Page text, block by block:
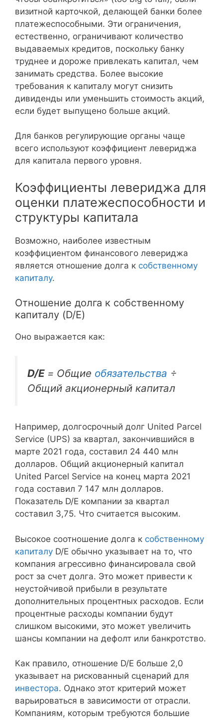
визитной карточкой, делающей банки более
платежеспособными. Эти ограничения,
естественно, ограничивают количество
выдаваемых кредитов, поскольку банку
труднее и дороже привлекать капитал, чем
занимать средства. Более высокие
требования к капиталу могут снизить
дивиденды или уменьшить стоимость акций,
если будет выпущено больше акций.
Для банков регулирующие органы чаще
всего используют коэффициент левериджа
для капитала первого уровня.
Коэффициенты левериджа для
оценки платежеспособности и
структуры капитала
Возможно, наиболее известным
коэффициентом финансового левериджа
является отношение долга к собственному
капиталу.
Отношение долга к собственному
капиталу (D/E)
Оно выражается как:
D/E= Общие обязательства ÷
Общий акционерный капитал
Например, долгосрочный долг United Parcel
Service (UPS) за квартал, закончившийся в
марте 2021 года, составил 24 440 млн
долларов. Общий акционерный капитал
United Parcel Service на конец марта 2021
года составил 7 147 млн долларов.
Показатель D/E компании за квартал
составил 3,75. Что считается высоким.
Высокое соотношение долга к собственному
капиталу D/E обычно указывает на то, что
компания агрессивно финансировала свой
рост за счет долга. Это может привести к
неустойчивой прибыли в результате
дополнительных процентных расходов. Если
процентные расходы компании будут
слишком высокими, это может увеличить
шансы компании на дефолт или банкротство.
Как правило, отношение D/E больше 2,0
указывает на рискованный сценарий для
инвестора. Однако этот критерий может
варьироваться в зависимости от отрасли.
Компаниям, которым требуются большие